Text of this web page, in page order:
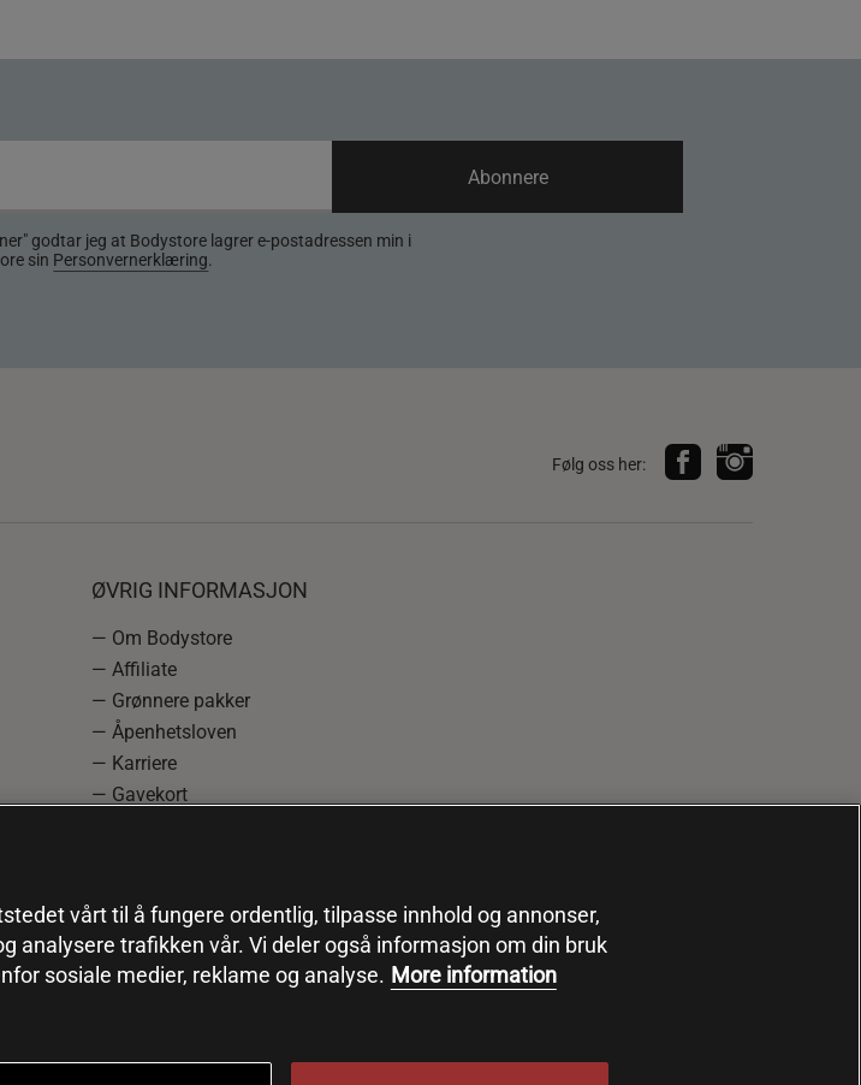
godtar jeg at Bodystore lagrer e-postadressen min i
sin Personvernerklæring.
Abonnere
Følg oss her:
ØVRIG INFORMASJON
— Om Bodystore
— Affiliate
— Grønnere pakker
— Åpenhetsloven
— Karriere
— Gavekort
vårt til å fungere ordentlig, tilpasse innhold og annonser,
analysere trafikken vår. Vi deler også informasjon om din bruk
sosiale medier, reklame og analyse. More information